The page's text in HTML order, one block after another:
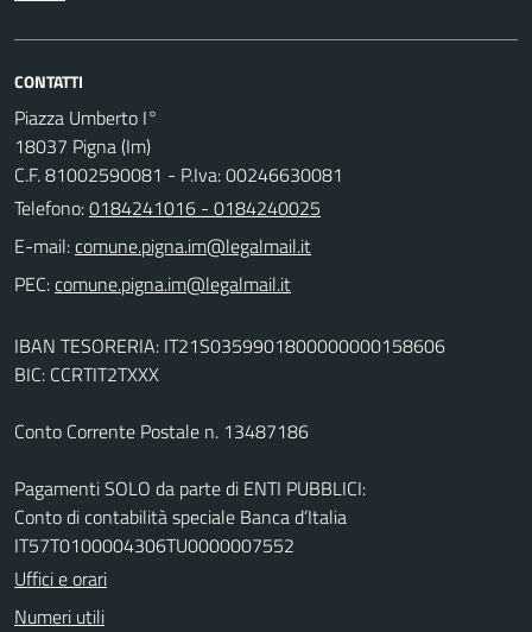
CONTATTI
Piazza Umberto I°
18037 Pigna (Im)
C.F. 81002590081 - P.Iva: 00246630081
Telefono:0184241016 - 0184240025
E-mail:
PEC:
IBAN TESORERIA: IT21S0359901800000000158606
BIC: CCRTIT2TXXX
Conto Corrente Postale n. 13487186
Pagamenti SOLO da parte di ENTI PUBBLICI:
Conto di contabilità speciale Banca d’Italia
IT57T0100004306TU0000007552
Uffici e orari
Numeri utili